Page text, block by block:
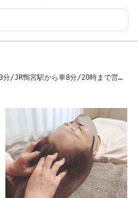
分/JR鴨宮駅から車8分/20時まで営